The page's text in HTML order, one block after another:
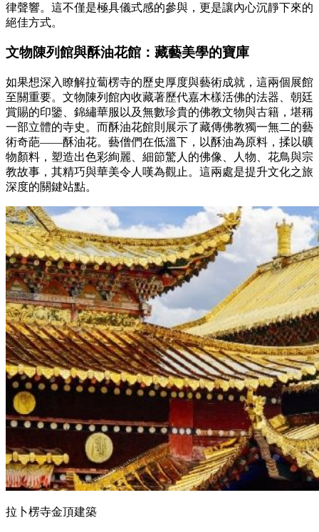
律聲響。這不僅是極具儀式感的參與，更是讓內心沉靜下來的
絕佳方式。
文物陳列館與酥油花館：藏藝美學的寶庫
如果想深入瞭解拉蔔楞寺的歷史厚度與藝術成就，這兩個展館
至關重要。文物陳列館內收藏著歷代嘉木樣活佛的法器、朝廷
賞賜的印鑒、錦繡華服以及無數珍貴的佛教文物與古籍，堪稱
一部立體的寺史。而酥油花館則展示了藏傳佛教獨一無二的藝
術奇葩——酥油花。藝僧們在低溫下，以酥油為原料，揉以礦
物顏料，塑造出色彩絢麗、細節驚人的佛像、人物、花鳥與宗
教故事，其精巧與華美令人嘆為觀止。這兩處是提升文化之旅
深度的關鍵站點。
拉卜楞寺金頂建築